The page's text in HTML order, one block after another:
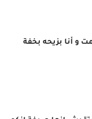
و أنا بزيحه بخفة